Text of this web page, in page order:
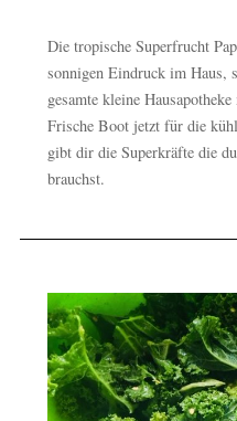
Die tropische Superfrucht
sonnigen Eindruck im Haus,
gesamte kleine
Frische Boot jetzt für die
gibt dir die Superkräfte die
brauchst.